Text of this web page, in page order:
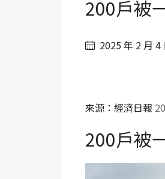
200戶被
2025 年 2 月 4
來源：經濟日報
200戶被